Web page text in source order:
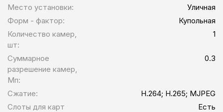
Место установки:
Уличная
Форм - фактор:
Купольная
Количество камер,
шт:
1
Суммарное
разрешение камер,
Мп:
0.3
Сжатие:
H.264; H.265; MJPEG
Слоты для карт
Есть